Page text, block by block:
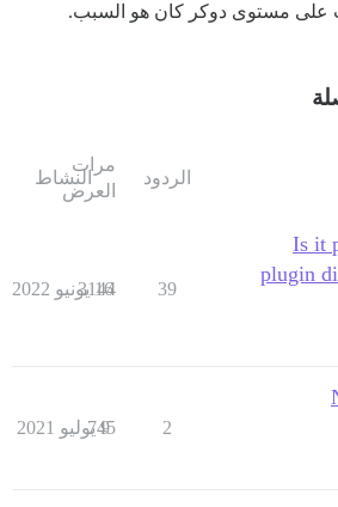
على مستوى دوكر كان هو السبب.
الردود
مرات
العرض
النشاط
Is it
plugin
39
3144
16 يونيو 2022
2
745
9 يوليو 2021